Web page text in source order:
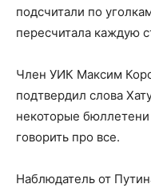
подсчитали по
пересчитала каждую
Член УИК Максим
подтвердил слова
некоторые бюллетени
говорить про все.
Наблюдатель от